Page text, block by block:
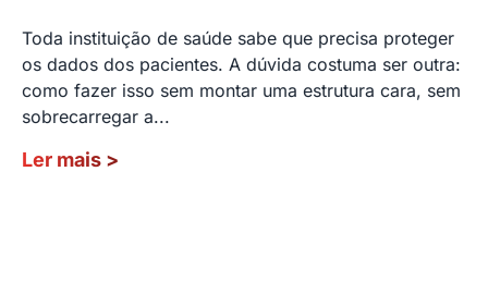
Toda instituição de saúde sabe que precisa proteger
os dados dos pacientes. A dúvida costuma ser outra:
como fazer isso sem montar uma estrutura cara, sem
sobrecarregar a...
Ler mais >